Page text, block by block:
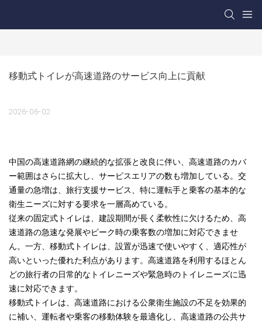
移動式トイレが高速道路のサービス向上に貢献
2026-06-02
中国の高速道路網の継続的な拡張と改良に伴い、高速道路のカバ
ー範囲はさらに拡大し、サービスエリアの数も増加している。交
通量の急増は、旅行支援サービス、特に運転手と乗客の基本的な
衛生ニーズに対する要求を一層高めている。
従来の固定式トイレは、建設期間が長く柔軟性に欠けるため、高
速道路の急速な発展やピーク時の乗客数の増加に対応できませ
ん。一方、移動式トイレは、設置が迅速で使いやすく、適応性が
高いといった優れた利点があります。高速道路を利用するほとん
どの旅行者の日常的なトイレニーズや緊急時のトイレニーズに迅
速に対応できます。
移動式トイレは、高速道路における公衆衛生施設の不足を効果的
に補い、運転者や乗客の移動体験を最適化し、高速道路の公共サ